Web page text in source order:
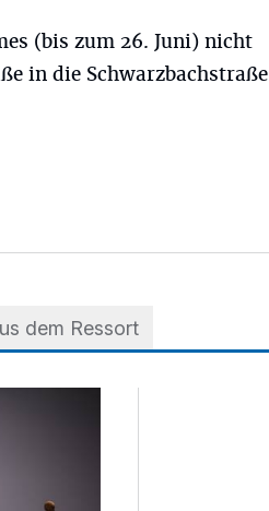
(bis zum 26. Juni) nicht
in die Schwarzbachstraße
dem Ressort